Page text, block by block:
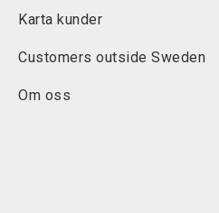
Karta kunder
Customers outside Sweden
Om oss